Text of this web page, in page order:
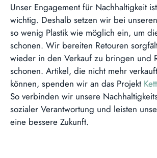
Unser Engagement für Nachhaltigkeit
wichtig. Deshalb setzen wir bei
so wenig Plastik wie möglich ein, um
schonen. Wir bereiten Retouren
wieder in den Verkauf zu bringen und
schonen. Artikel, die nicht mehr
können, spenden wir an das Projekt
So verbinden wir unsere
sozialer Verantwortung und leisten
eine bessere Zukunft.